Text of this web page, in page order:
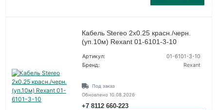
Кабель Stereo 2х0.25 красн./черн.
(уп.10м) Rexant 01-6101-3-10
Артикул:
01-6101-3-10
Бренд:
Rexant
Под заказ
Обновлено 10.08.2026
+7 8112 660-223